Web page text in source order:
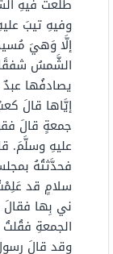
طلَعت فيهِ
وفيهِ تيبَ
إلَّا وَهيَ
الشَّمسُ شفقًا
يصادفُها
إيَّاها قالَ
جمعةٍ قالَ
عليهِ وسلَّمَ.
فحدَّثتُهُ
سلامٍ قد
ني بِها فقالَ
الجمعةِ فقُلتُ
وقد قالَ